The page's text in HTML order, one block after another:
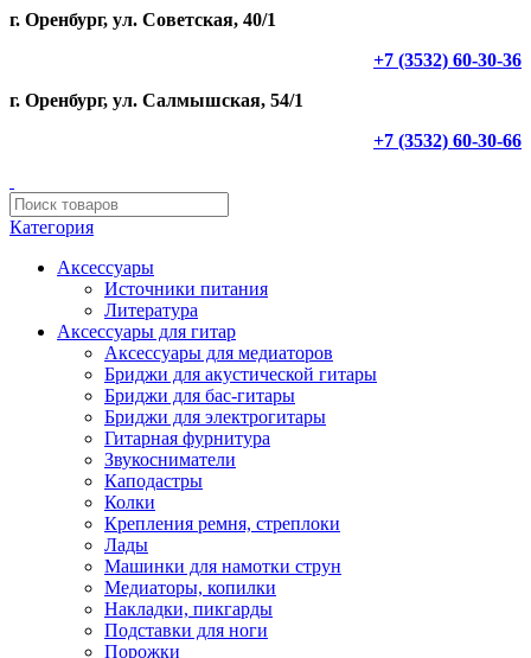
г. Оренбург, ул. Советская, 40/1
+7 (3532) 60-30-36
г. Оренбург, ул. Салмышская, 54/1
+7 (3532) 60-30-66
Категория
Аксессуары
Источники питания
Литература
Аксессуары для гитар
Аксессуары для медиаторов
Бриджи для акустической гитары
Бриджи для бас-гитары
Бриджи для электрогитары
Гитарная фурнитура
Звукосниматели
Каподастры
Колки
Крепления ремня, стреплоки
Лады
Машинки для намотки струн
Медиаторы, копилки
Накладки, пикгарды
Подставки для ноги
Порожки